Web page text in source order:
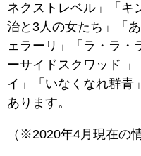
ネクストレベル」「キ
治と3人の女たち」「
ェラーリ」「ラ・ラ・
ーサイドスクワッド
イ」「いなくなれ群青
あります。
（※2020年4月現在の